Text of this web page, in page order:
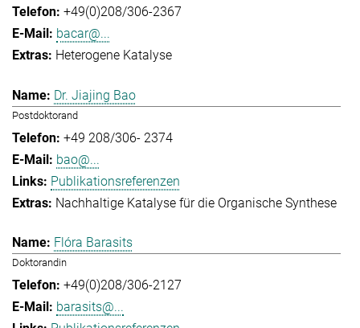
+49(0)208/306-2367
bacar@...
Heterogene Katalyse
Dr. Jiajing Bao
Postdoktorand
+49 208/306- 2374
bao@...
Publikationsreferenzen
Nachhaltige Katalyse für die Organische Synthese
Flóra Barasits
Doktorandin
+49(0)208/306-2127
barasits@...